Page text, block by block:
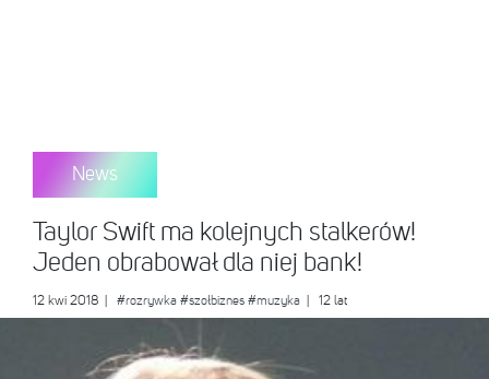
News
Taylor Swift ma kolejnych stalkerów!
Jeden obrabował dla niej bank!
12 kwi 2018 #rozrywka #szołbiznes #muzyka | 12 lat